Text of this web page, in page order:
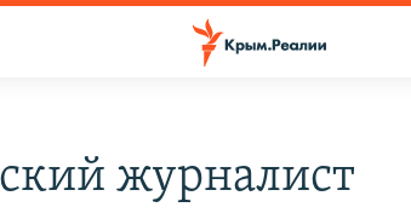
журналист